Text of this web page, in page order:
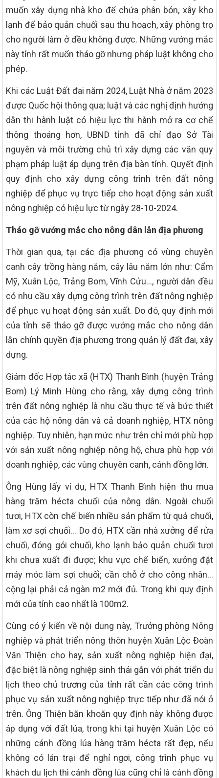
muốn xây dựng nhà kho để chứa phân bón, xây kho
lạnh để bảo quản chuối sau thu hoạch, xây phòng trọ
cho người làm ở đều không được. Những vướng mắc
này tỉnh rất muốn tháo gỡ nhưng pháp luật không cho
phép.
Khi các Luật Đất đai năm 2024, Luật Nhà ở năm 2023
được Quốc hội thông qua; luật và các nghị định hướng
dẫn thi hành luật có hiệu lực thi hành mở ra cơ chế
thông thoáng hơn, UBND tỉnh đã chỉ đạo Sở Tài
nguyên và môi trường chủ trì xây dựng các văn quy
phạm pháp luật áp dụng trên địa bàn tỉnh. Quyết định
quy định cho xây dựng công trình trên đất nông
nghiệp để phục vụ trực tiếp cho hoạt động sản xuất
nông nghiệp có hiệu lực từ ngày 28-10-2024.
Tháo gỡ vướng mắc cho nông dân lẫn địa phương
Thời gian qua, tại các địa phương có vùng chuyên
canh cây trồng hàng năm, cây lâu năm lớn như: Cẩm
Mỹ, Xuân Lộc, Trảng Bom, Vĩnh Cửu…, người dân đều
có nhu cầu xây dựng công trình trên đất nông nghiệp
để phục vụ hoạt động sản xuất. Do đó, quy định mới
của tỉnh sẽ tháo gỡ được vướng mắc cho nông dân
lẫn chính quyền địa phương trong quản lý đất đai, xây
dựng.
Giám đốc Hợp tác xã (HTX) Thanh Bình (huyện Trảng
Bom) Lý Minh Hùng cho rằng, xây dựng công trình
trên đất nông nghiệp là nhu cầu thực tế và bức thiết
của các hộ nông dân và cả doanh nghiệp, HTX nông
nghiệp. Tuy nhiên, hạn mức như trên chỉ mới phù hợp
với sản xuất nông nghiệp nông hộ, chưa phù hợp với
doanh nghiệp, các vùng chuyên canh, cánh đồng lớn.
Ông Hùng lấy ví dụ, HTX Thanh Bình hiện thu mua
hàng trăm hécta chuối của nông dân. Ngoài chuối
tươi, HTX còn chế biến nhiều sản phẩm từ quả chuối,
làm xơ sợi chuối… Do đó, HTX cần nhà xưởng để rửa
chuối, đóng gói chuối, kho lạnh bảo quản chuối tươi
khi chưa xuất đi được; khu vực chế biến, xưởng đặt
máy móc làm sợi chuối; cần chỗ ở cho công nhân…
cộng lại phải cả ngàn m2 mới đủ. Trong khi quy định
mới của tỉnh cao nhất là 100m2.
Cùng có ý kiến về nội dung này, Trưởng phòng Nông
nghiệp và phát triển nông thôn huyện Xuân Lộc Đoàn
Văn Thiện cho hay, sản xuất nông nghiệp hiện đại,
đặc biệt là nông nghiệp sinh thái gắn với phát triển du
lịch theo chủ trương của tỉnh rất cần các công trình
phục vụ sản xuất nông nghiệp trực tiếp như đã nói ở
trên. Ông Thiện băn khoăn quy định này không được
áp dụng với đất lúa, trong khi tại huyện Xuân Lộc có
những cánh đồng lúa hàng trăm hécta rất đẹp, nếu
không có lán trại để nghỉ ngơi, công trình phục vụ
khách du lịch thì cánh đồng lúa cũng chỉ là cánh đồng